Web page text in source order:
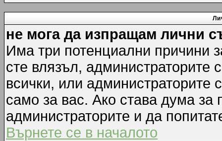
не мога да изпращам лични
Има три потенциални причини
сте влязъл, администраторите
всички, или
само за вас. Ако става дума за
администраторите и да
Върнете се в началото